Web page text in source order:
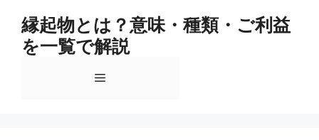
縁起物とは？意味・種類・ご利益
を一覧で解説
メ